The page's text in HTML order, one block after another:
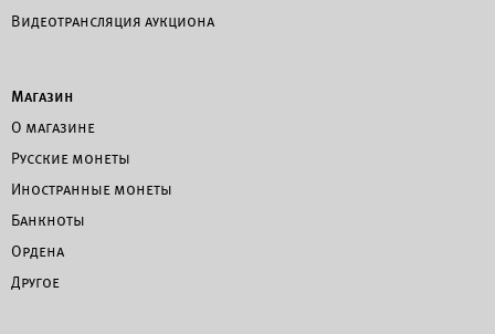
Видеотрансляция аукциона
Магазин
О магазине
Русские монеты
Иностранные монеты
Банкноты
Ордена
Другое